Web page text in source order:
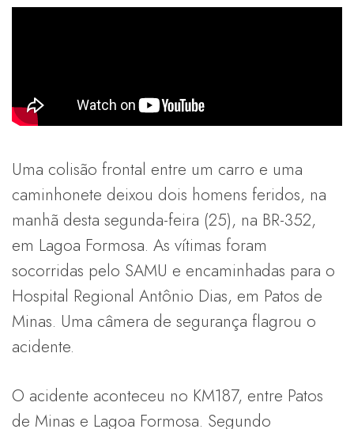
Uma colisão frontal entre um carro e uma
caminhonete deixou dois homens feridos, na
manhã desta segunda-feira (25), na BR-352,
em Lagoa Formosa. As vítimas foram
socorridas pelo SAMU e encaminhadas para o
Hospital Regional Antônio Dias, em Patos de
Minas. Uma câmera de segurança flagrou o
acidente.
O acidente aconteceu no KM187, entre Patos
de Minas e Lagoa Formosa. Segundo